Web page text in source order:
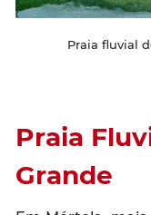
Praia fluvial
Praia
Grande